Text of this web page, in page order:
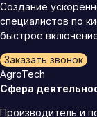
Создание
специалистов по
быстрое
Заказать звонок
AgroTech
Сфера
Производитель и